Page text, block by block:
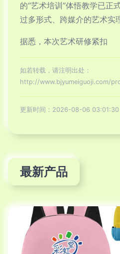
的“艺术培训”体悟教学已正
过多形式、跨媒介的艺术实
据悉，本次艺术研修紧扣
如若转载，请注明出处：
http://www.bjyumeiguoji.com/
更新时间：2026-08-06 03:01:30
最新产品